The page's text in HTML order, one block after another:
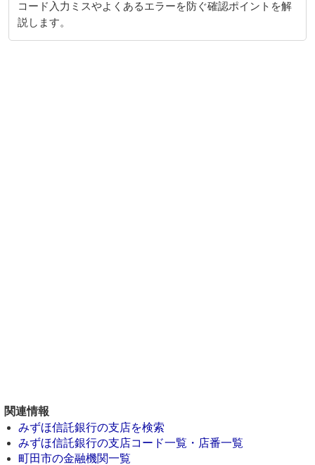
コード入力ミスやよくあるエラーを防ぐ確認ポイントを解
説します。
関連情報
みずほ信託銀行の支店を検索
みずほ信託銀行の支店コード一覧・店番一覧
町田市の金融機関一覧